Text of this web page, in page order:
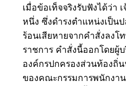
เมื่อข้อเท็จจริงรับฟังได้ว่า
หนึ่ง ซึ่งดำรงตำแหน่งเป็น
ร้อนเสียหายจากคำสั่งลงโ
ราชการ คำสั่งนี้ออกโดยผู้
องค์กรปกครองส่วนท้องถิ่
ของคณะกรรมการพนักงา